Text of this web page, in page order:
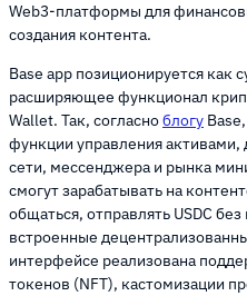
Web3-платформы для
создания контента.
Base app позиционируется как
расширяющее функционал
Wallet. Так, согласноблогу
функции управления активами,
сети, мессенджера и рынка
смогут зарабатывать на
общаться, отправлять USDC
встроенные
интерфейсе реализована
токенов (NFT), кастомизации